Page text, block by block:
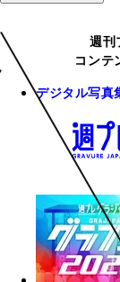
週刊
コンテ
デジタル写真